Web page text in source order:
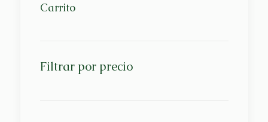
Carrito
Filtrar por precio